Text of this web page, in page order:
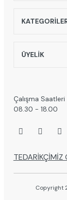
ÜYELİK
Çalışma Saatleri
08.30 - 18.00
TEDARİKÇİMİZ
Copyright